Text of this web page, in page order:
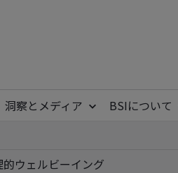
洞察とメディア
BSIについて
的ウェルビーイング